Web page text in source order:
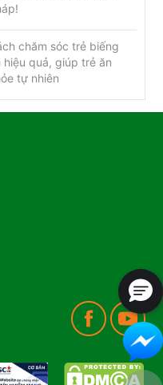
chăm sóc trẻ biếng
hiệu quả, giúp trẻ ăn
tự nhiên